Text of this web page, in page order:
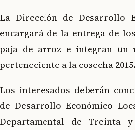
La Dirección de Desarrollo
encargará de la entrega de
paja de arroz e integran un
perteneciente a la cosecha 2015.
Los interesados deberán
de Desarrollo Económico
Departamental de Treinta